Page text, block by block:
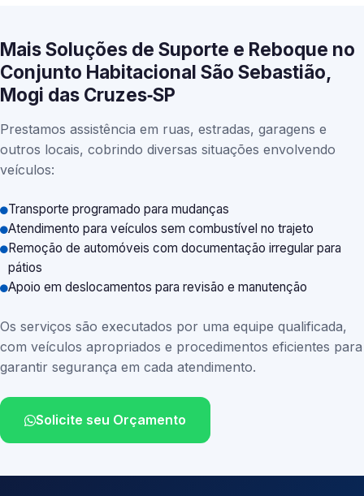
Mais Soluções de Suporte e Reboque no
Conjunto Habitacional São Sebastião,
Mogi das Cruzes‑SP
Prestamos assistência em ruas, estradas, garagens e
outros locais, cobrindo diversas situações envolvendo
veículos:
Transporte programado para mudanças
Atendimento para veículos sem combustível no trajeto
Remoção de automóveis com documentação irregular para
pátios
Apoio em deslocamentos para revisão e manutenção
Os serviços são executados por uma equipe qualificada,
com veículos apropriados e procedimentos eficientes para
garantir segurança em cada atendimento.
Solicite seu Orçamento